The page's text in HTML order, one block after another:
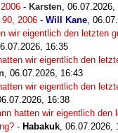
- Karsten, 06.07.2026,
2006 - Will Kane,
wir eigentlich den letzten
16:35
wir eigentlich den
, 06.07.2026, 16:43
wir eigentlich den
16:38
hatten wir eigentlich den
- Habakuk, 06.07.2026,